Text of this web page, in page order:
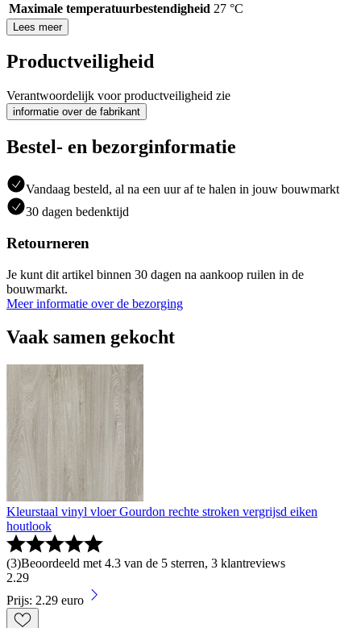
Maximale temperatuurbestendigheid 27 °C
Lees meer
Productveiligheid
Verantwoordelijk voor productveiligheid zie
informatie over de fabrikant
Bestel- en bezorginformatie
Vandaag besteld, al na een uur af te halen in jouw bouwmarkt
30 dagen bedenktijd
Retourneren
Je kunt dit artikel binnen 30 dagen na aankoop ruilen in de
bouwmarkt.
Meer informatie over de bezorging
Vaak samen gekocht
Kleurstaal vinyl vloer Gourdon rechte stroken vergrijsd eiken
houtlook
(3)Beoordeeld met 4.3 van de 5 sterren, 3 klantreviews
2.29
Prijs: 2.29 euro